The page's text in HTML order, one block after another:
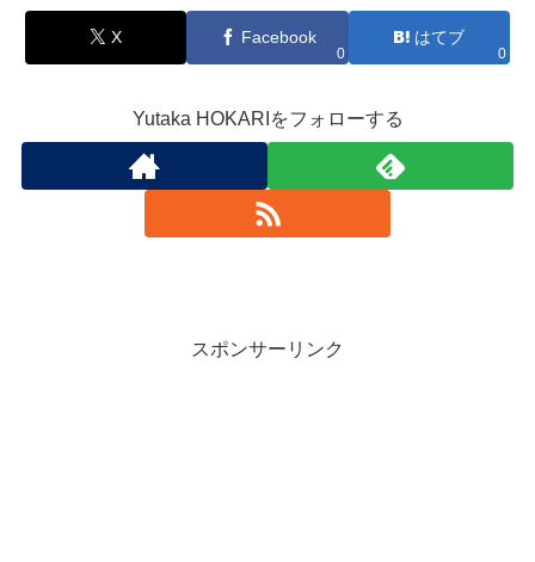
X Facebook
0
はてブ
0
Yutaka HOKARIをフォローする
スポンサーリンク